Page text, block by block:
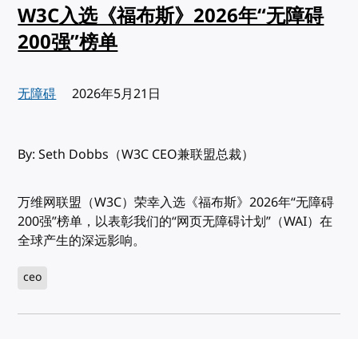
W3C入选《福布斯》2026年“无障碍
200强”榜单
无障碍 发布:
2026年5月21日
By: Seth Dobbs（W3C CEO兼联盟总裁）
万维网联盟（W3C）荣幸入选《福布斯》2026年“无障碍
200强”榜单，以表彰我们的“网页无障碍计划”（WAI）在
全球产生的深远影响。
ceo